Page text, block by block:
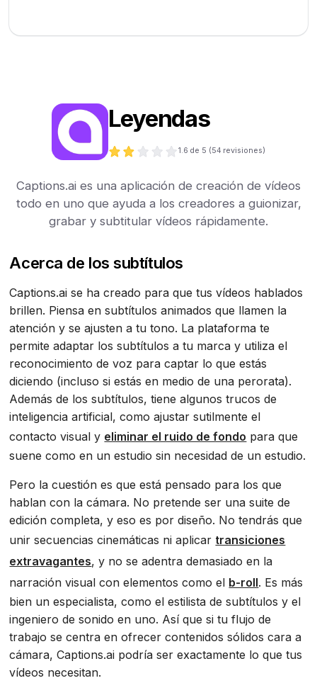
Leyendas
1.6 de 5 (54 revisiones)
Captions.ai es una aplicación de creación de vídeos
todo en uno que ayuda a los creadores a guionizar,
grabar y subtitular vídeos rápidamente.
Acerca de los subtítulos
Captions.ai se ha creado para que tus vídeos hablados
brillen. Piensa en subtítulos animados que llamen la
atención y se ajusten a tu tono. La plataforma te
permite adaptar los subtítulos a tu marca y utiliza el
reconocimiento de voz para captar lo que estás
diciendo (incluso si estás en medio de una perorata).
Además de los subtítulos, tiene algunos trucos de
inteligencia artificial, como ajustar sutilmente el
contacto visual y eliminar el ruido de fondo para que
suene como en un estudio sin necesidad de un estudio.
Pero la cuestión es que está pensado para los que
hablan con la cámara. No pretende ser una suite de
edición completa, y eso es por diseño. No tendrás que
unir secuencias cinemáticas ni aplicar transiciones
extravagantes, y no se adentra demasiado en la
narración visual con elementos como el b-roll. Es más
bien un especialista, como el estilista de subtítulos y el
ingeniero de sonido en uno. Así que si tu flujo de
trabajo se centra en ofrecer contenidos sólidos cara a
cámara, Captions.ai podría ser exactamente lo que tus
vídeos necesitan.